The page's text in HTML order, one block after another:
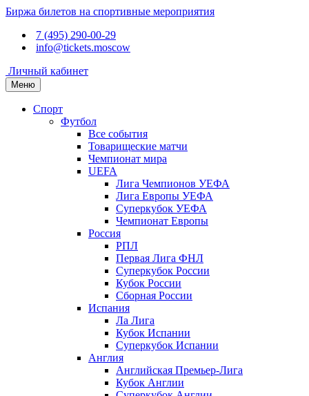
Биржа билетов на спортивные мероприятия
7 (495) 290-00-29
info@tickets.moscow
Личный кабинет
Меню
Спорт
Футбол
Все события
Товарищеские матчи
Чемпионат мира
UEFA
Лига Чемпионов УЕФА
Лига Европы УЕФА
Суперкубок УЕФА
Чемпионат Европы
Россия
РПЛ
Первая Лига ФНЛ
Суперкубок России
Кубок России
Сборная России
Испания
Ла Лига
Кубок Испании
Суперкубок Испании
Англия
Английская Премьер-Лига
Кубок Англии